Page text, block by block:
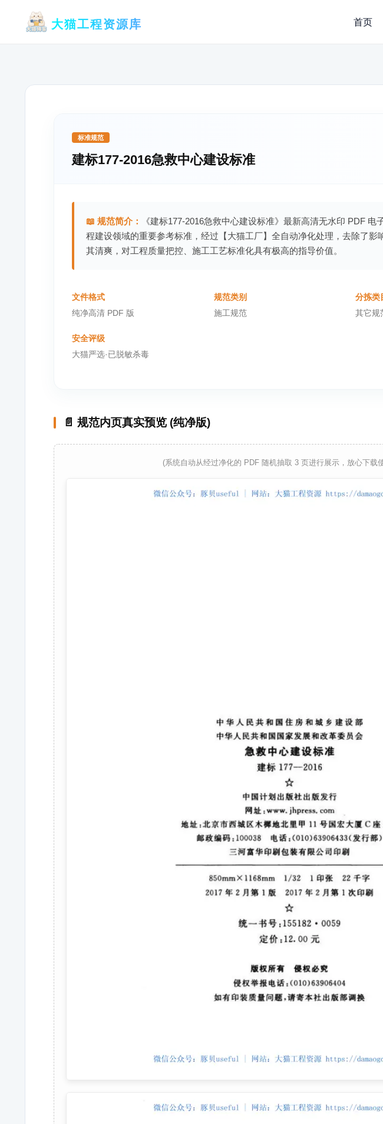
大猫工程资源库 首页
标准规范
建标177-2016急救中心建设标准
📖 规范简介：
《建标177-2016急救中心建设标准》最新高清无水印 PDF 电
程建设领域的重要参考标准，经过【大猫工厂】全自动净化处理，去除了影
其清爽，对工程质量把控、施工工艺标准化具有极高的指导价值。
文件格式
纯净高清 PDF 版
规范类别
施工规范
分拣类
其它规
安全评级
大猫严选·已脱敏杀毒
📄 规范内页真实预览 (纯净版)
(系统自动从经过净化的 PDF 随机抽取 3 页进行展示，放心下载